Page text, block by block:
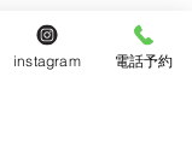
instagram 電話予約